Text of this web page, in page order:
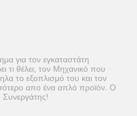
για τον εγκαταστάτη
τι θέλει, τον Μηχανικό που
το εξοπλισμό του και τον
απο ένα απλό προϊόν. Ο
Συνεργάτης!